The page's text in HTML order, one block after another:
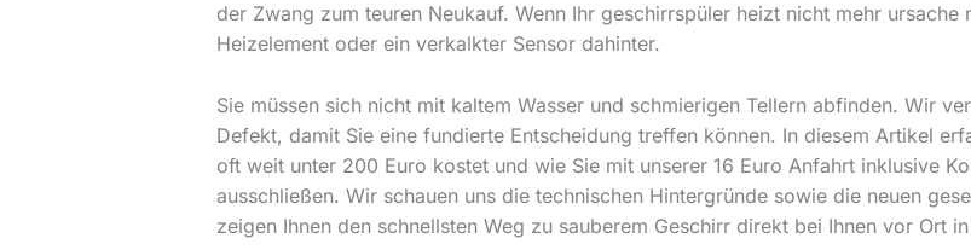
der Zwang zum teuren Neukauf. Wenn Ihr geschirrspüler heizt nicht mehr
Heizelement oder ein verkalkter Sensor dahinter.
Sie müssen sich nicht mit kaltem Wasser und schmierigen Tellern abfinden. Wir
Defekt, damit Sie eine fundierte Entscheidung treffen können. In diesem Artikel
oft weit unter 200 Euro kostet und wie Sie mit unserer 16 Euro Anfahrt inklusive
ausschließen. Wir schauen uns die technischen Hintergründe sowie die neuen
zeigen Ihnen den schnellsten Weg zu sauberem Geschirr direkt bei Ihnen vor Ort